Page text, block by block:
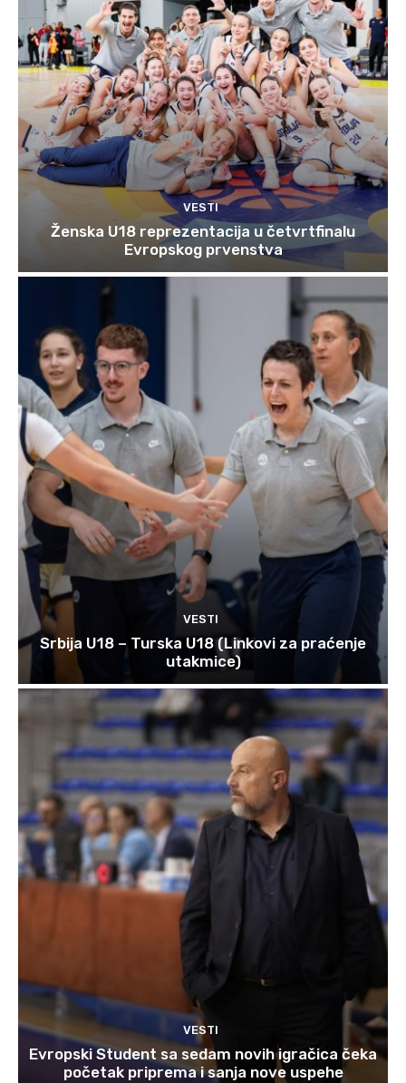
VESTI
Ženska U18 reprezentacija u četvrtfinalu
Evropskog prvenstva
VESTI
Srbija U18 – Turska U18 (Linkovi za praćenje
utakmice)
VESTI
Evropski Student sa sedam novih igračica čeka
početak priprema i sanja nove uspehe